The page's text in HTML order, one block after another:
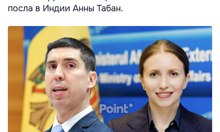
посла в Индии Анны Табан.